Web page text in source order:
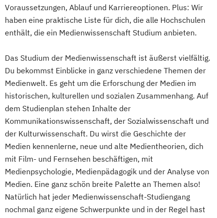
Voraussetzungen, Ablauf und Karriereoptionen. Plus: Wir
haben eine praktische Liste für dich, die alle Hochschulen
enthält, die ein Medienwissenschaft Studium anbieten.
Das Studium der Medienwissenschaft ist äußerst vielfältig.
Du bekommst Einblicke in ganz verschiedene Themen der
Medienwelt. Es geht um die Erforschung der Medien im
historischen, kulturellen und sozialen Zusammenhang. Auf
dem Studienplan stehen Inhalte der
Kommunikationswissenschaft, der Sozialwissenschaft und
der Kulturwissenschaft. Du wirst die Geschichte der
Medien kennenlerne, neue und alte Medientheorien, dich
mit Film- und Fernsehen beschäftigen, mit
Medienpsychologie, Medienpädagogik und der Analyse von
Medien. Eine ganz schön breite Palette an Themen also!
Natürlich hat jeder Medienwissenschaft-Studiengang
nochmal ganz eigene Schwerpunkte und in der Regel hast